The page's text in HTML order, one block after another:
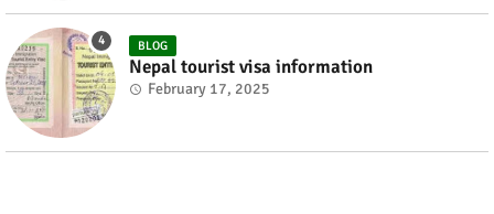
BLOG
Nepal tourist visa information
February 17, 2025